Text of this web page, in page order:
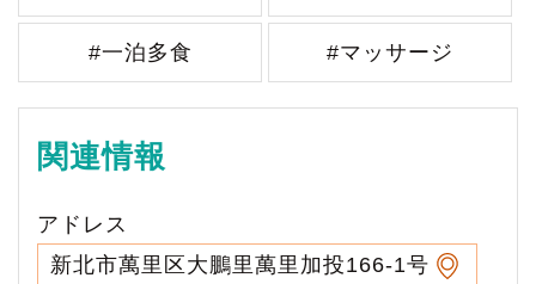
#一泊多食 #マッサージ
関連情報
アドレス
新北市萬里区大鵬里萬里加投166-1号